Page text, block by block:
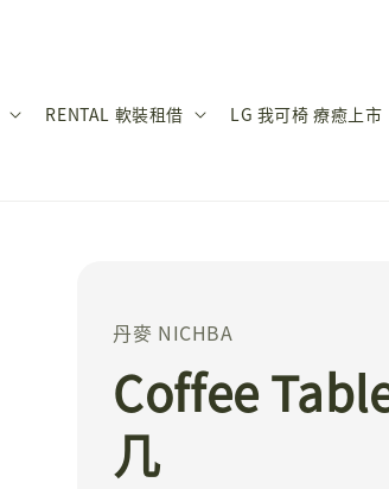
RENTAL 軟裝租借 LG 我可椅 療癒上市
丹麥 NICHBA
Coffee
几